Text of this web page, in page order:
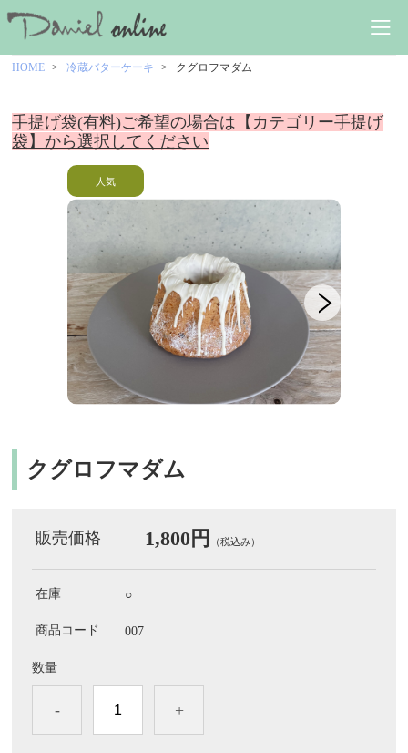
HOME 冷蔵バターケーキ クグロフマダム
手提げ袋(有料)ご希望の場合は【カテゴリー手提げ
袋】から選択してください
クグロフマダム
販売価格 1,800円 （税込み）
在庫 ○
商品コード 007
数量
- +